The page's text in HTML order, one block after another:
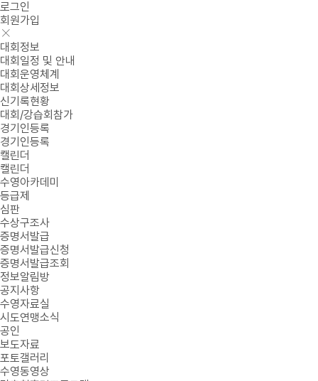
로그인
회원가입
대회정보
대회일정 및 안내
대회운영체계
대회상세정보
신기록현황
대회/강습회참가
경기인등록
경기인등록
캘린더
캘린더
수영아카데미
등급제
심판
수상구조사
증명서발급
증명서발급신청
증명서발급조회
정보알림방
공지사항
수영자료실
시도연맹소식
공인
보도자료
포토갤러리
수영동영상